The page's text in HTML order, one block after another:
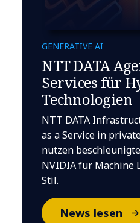
GENERATIVE AI
NTT DATA
Services für
Technologien
NTT DATA
as a Service in
nutzen
NVIDIA für Machine
Stil.
News lesen